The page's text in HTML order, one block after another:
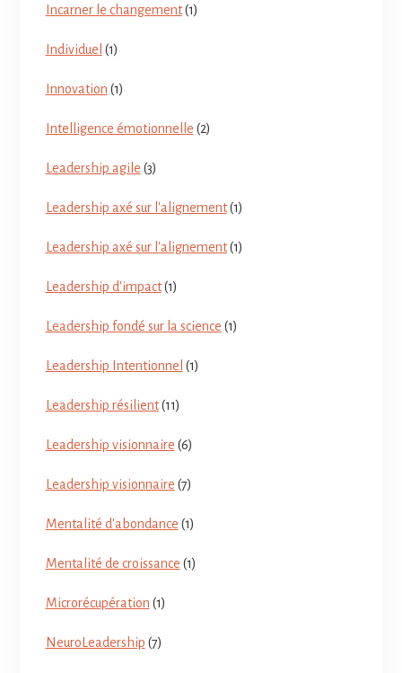
Incarner le changement(1)
Individuel (1)
Innovation (1)
Intelligence émotionnelle (2)
Leadership agile (3)
Leadership axé sur l'alignement(1)
Leadership axé sur l'alignement(1)
Leadership d'impact(1)
Leadership fondé sur la science (1)
Leadership Intentionnel (1)
Leadership résilient(11)
Leadership visionnaire (6)
Leadership visionnaire (7)
Mentalité d'abondance (1)
Mentalité de croissance (1)
Microrécupération (1)
NeuroLeadership (7)